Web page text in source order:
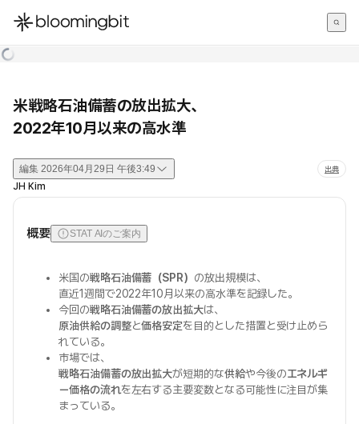
한국어
米戦略石油備蓄の放出拡大、
2022年10月以来の高水準
編集 2026年04月29日 午後3:49 出典
JH Kim
概要 STAT AIのご案内
米国の戦略石油備蓄（SPR） の放出規模は、
直近1週間で2022年10月以来の高水準を記録した。
今回の戦略石油備蓄の放出拡大は、
原油供給の調整と価格安定を目的とした措置と受け止めら
れている。
市場では、
戦略石油備蓄の放出拡大が短期的な供給や今後のエネルギ
ー価格の流れを左右する主要変数となる可能性に注目が集
まっている。